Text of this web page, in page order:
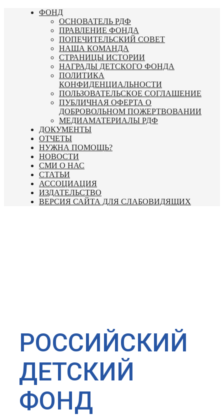
Перейти
ФОНД
ОСНОВАТЕЛЬ РДФ
ПРАВЛЕНИЕ ФОНДА
ПОПЕЧИТЕЛЬСКИЙ СОВЕТ
НАША КОМАНДА
СТРАНИЦЫ ИСТОРИИ
НАГРАДЫ ДЕТСКОГО ФОНДА
ПОЛИТИКА
КОНФИДЕНЦИАЛЬНОСТИ
ПОЛЬЗОВАТЕЛЬСКОЕ СОГЛАШЕНИЕ
ПУБЛИЧНАЯ ОФЕРТА О
ДОБРОВОЛЬНОМ ПОЖЕРТВОВАНИИ
МЕДИАМАТЕРИАЛЫ РДФ
ДОКУМЕНТЫ
ОТЧЕТЫ
НУЖНА ПОМОЩЬ?
НОВОСТИ
СМИ О НАС
СТАТЬИ
АССОЦИАЦИЯ
ИЗДАТЕЛЬСТВО
ВЕРСИЯ САЙТА ДЛЯ СЛАБОВИДЯЩИХ
РОССИЙСКИЙ
ДЕТСКИЙ
ФОНД